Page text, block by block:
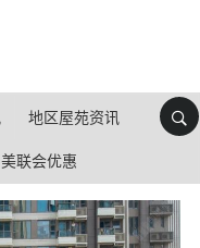
地区屋苑资讯
美联会优惠